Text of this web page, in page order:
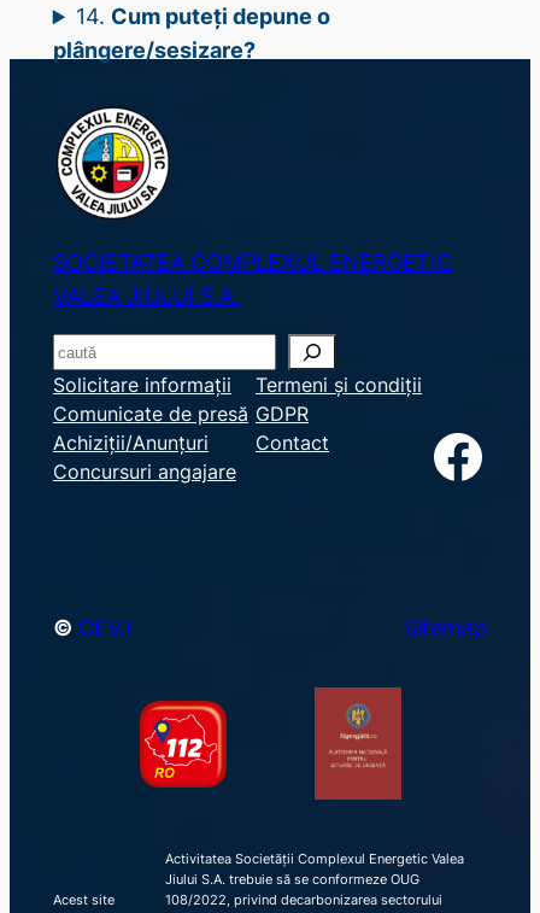
14. Cum puteți depune o
plângere/sesizare?
SOCIETATEA COMPLEXUL ENERGETIC
VALEA JIULUI S.A.
S
e
a
r
c
Solicitare informații
Comunicate de presă
Achiziții/Anunțuri
Concursuri angajare
Termeni și condiții
GDPR
Contact
Facebook
© CEVJ Sitemap
Acest site
Activitatea Societății Complexul Energetic Valea
Jiului S.A. trebuie să se conformeze OUG
108/2022, privind decarbonizarea sectorului